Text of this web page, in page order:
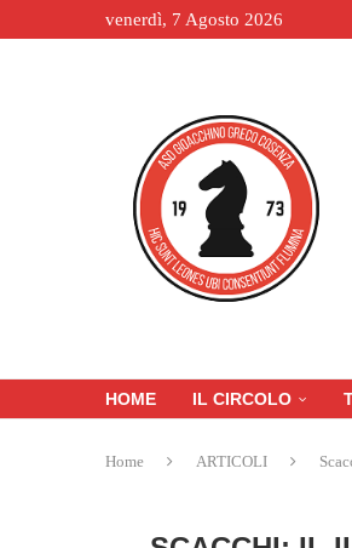
venerdì, 7 Agosto 2026
HOME IL CIRCOLO
Home ARTICOLI